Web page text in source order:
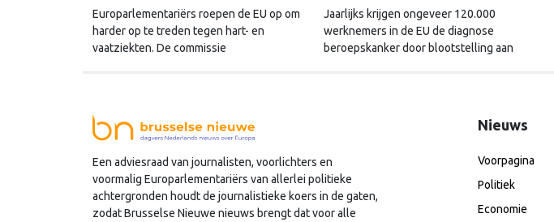
Europarlementariërs roepen de EU op om
harder op te treden tegen hart- en
vaatziekten. De commissie
hart- en vaatziekten die de Commissie in
december 2025 presenteerde. Hart- en
doodsoorzaak in Europa: elk jaar …
Continued
Jaarlijks krijgen ongeveer 120.000
werknemers in de EU de diagnose
beroepskanker door blootstelling aan
chemicaliën die worden gebruikt in onder
textielindustrie. Voor het eerst is er ook
…Continued
Een adviesraad van journalisten, voorlichters en
voormalig Europarlementariërs van allerlei politieke
achtergronden houdt de journalistieke koers in de gaten,
zodat Brusselse Nieuwe nieuws brengt dat voor alle
Nieuws
Voorpagina
Politiek
Economie